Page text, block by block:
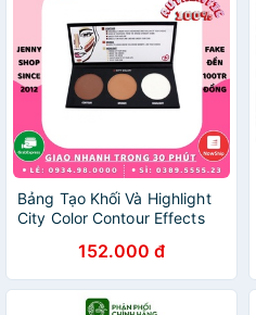
Bảng Tạo Khối Và Highlight
City Color Contour Effects
152.000 đ